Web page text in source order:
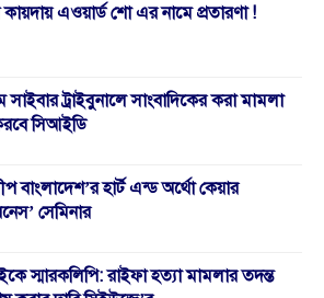
এওয়ার্ড শো এর নামে প্রতারণা !
সাইবার ট্রাইবুনালে সাংবাদিকের করা মামলা
সিআইডি
বাংলাদেশ’র হার্ট এন্ড অর্থো কেয়ার
সেমিনার
স্মারকলিপি: রাইফা হত্যা মামলার তদন্ত